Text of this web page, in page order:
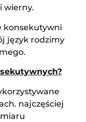
wierny.
konsekutywni
język rodzimy
najczęściej